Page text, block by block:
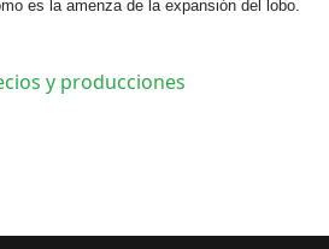
es la amenza de la expansión del lobo.
y producciones